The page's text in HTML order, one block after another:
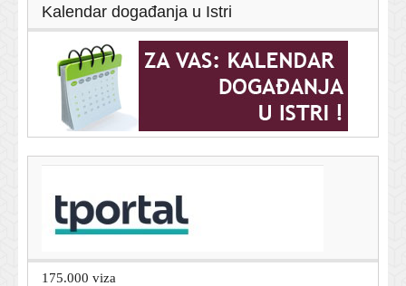
Kalendar događanja u Istri
T-portal.hr
Trump postavio novi uvjet Iranu: Platite odštetu!